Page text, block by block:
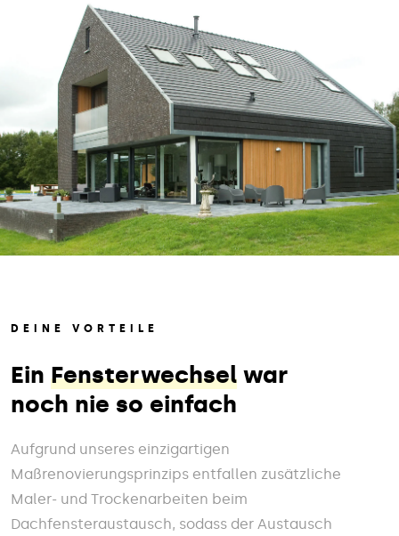
DEINE VORTEILE
Ein Fensterwechsel war
noch nie so einfach
Aufgrund unseres einzigartigen
Maßrenovierungsprinzips entfallen zusätzliche
Maler- und Trockenarbeiten beim
Dachfensteraustausch, sodass der Austausch